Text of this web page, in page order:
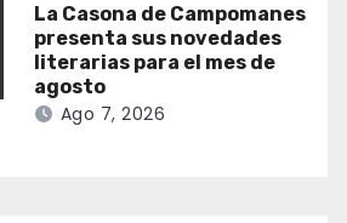
La Casona de Campomanes
presenta sus novedades
literarias para el mes de
agosto
Ago 7, 2026